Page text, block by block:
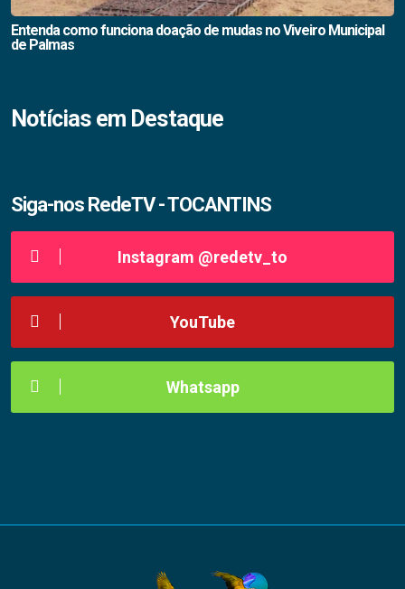
Entenda como funciona doação de mudas no Viveiro Municipal
de Palmas
Notícias em Destaque
Siga-nos RedeTV - TOCANTINS
Instagram @redetv_to
YouTube
Whatsapp